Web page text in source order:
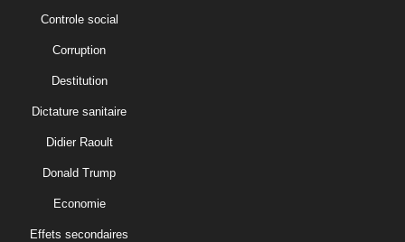
Controle social
Corruption
Destitution
Dictature sanitaire
Didier Raoult
Donald Trump
Economie
Effets secondaires